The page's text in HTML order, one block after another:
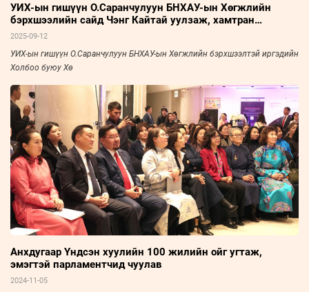
УИХ-ын гишүүн О.Саранчулуун БНХАУ-ын Хөгжлийн
бэрхшээлийн сайд Чэнг Кайтай уулзаж, хамтран
ажиллахаар боллоо
2025-09-12
УИХ-ын гишүүн О.Саранчулуун БНХАУ-ын Хөгжлийн бэрхшээлтэй иргэдийн
Холбоо буюу Хө
Анхдугаар Үндсэн хуулийн 100 жилийн ойг угтаж,
эмэгтэй парламентчид чуулав
2024-11-05